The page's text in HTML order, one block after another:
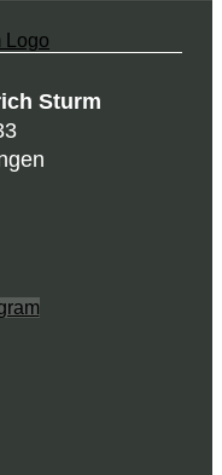
Sturm